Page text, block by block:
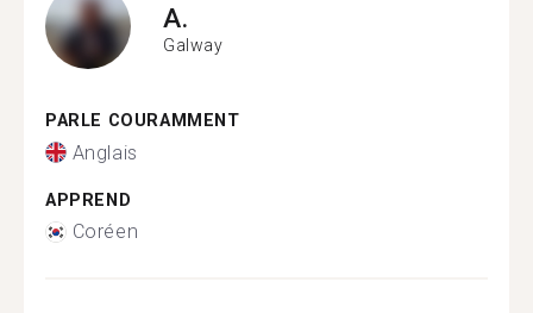
A.
Galway
PARLE COURAMMENT
Anglais
APPREND
Coréen